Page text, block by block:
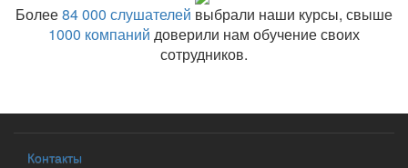
Более84 000 слушателей выбрали наши курсы, свыше
1000 компаний доверили нам обучение своих
сотрудников.
Контакты